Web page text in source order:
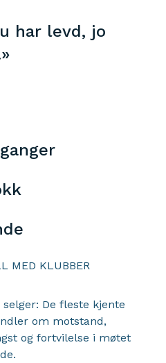
har levd, jo
MED KLUBBER
De fleste kjente
om motstand,
og fortvilelse i møtet